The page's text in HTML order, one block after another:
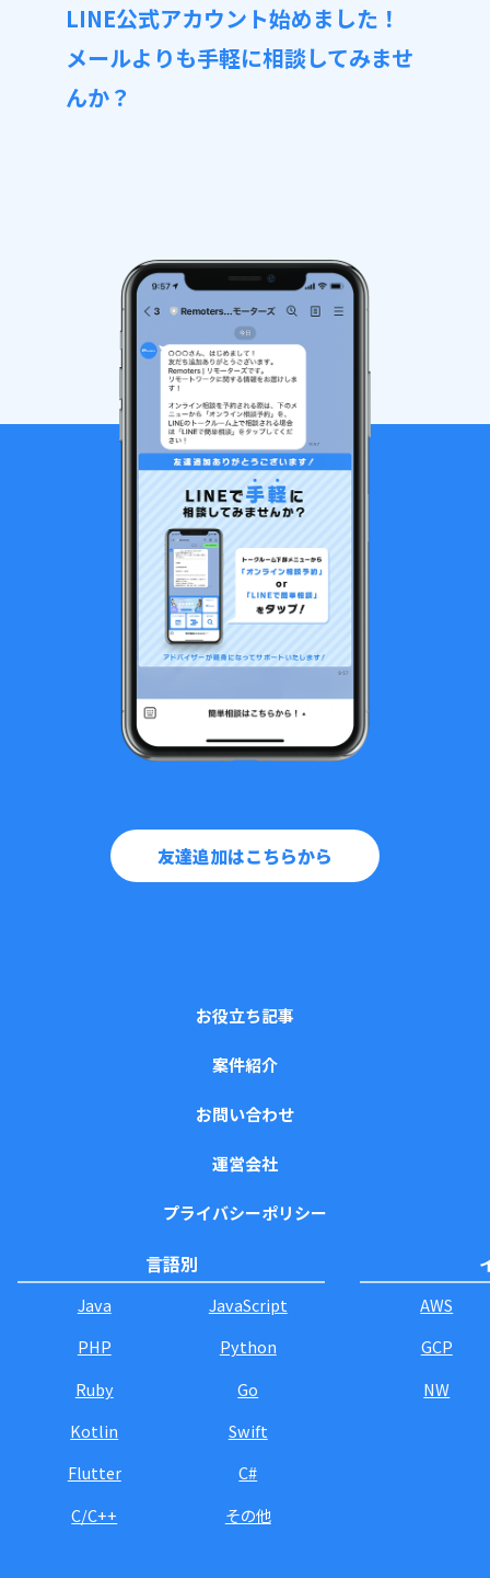
LINE公式アカウント始めました！
メールよりも手軽に相談してみませ
んか？
友達追加はこちらから
お役立ち記事
案件紹介
お問い合わせ
運営会社
プライバシーポリシー
言語別
Java
JavaScript
PHP
Python
Ruby
Go
Kotlin
Swift
Flutter
C#
C/C++
その他
AWS
GCP
NW